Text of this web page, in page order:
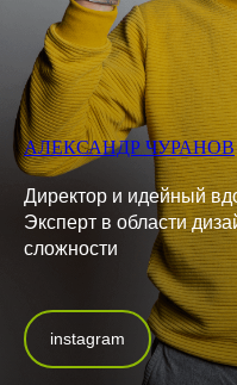
АЛЕКСАНДР ЧУРАНОВ
Директор и идейный
Эксперт в области
сложности
instagram